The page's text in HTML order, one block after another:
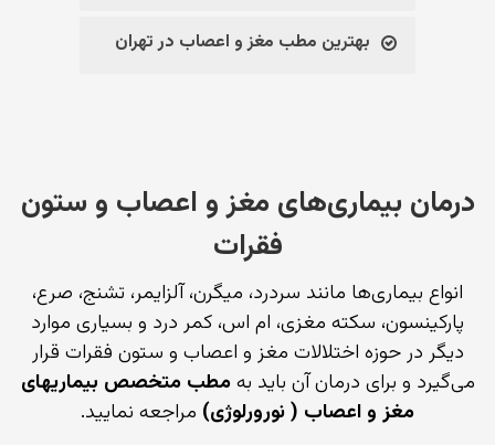
بهترین مطب مغز و اعصاب در تهران
درمان بیماری‌های مغز و اعصاب و ستون
فقرات
انواع بیماری‌ها مانند سردرد، میگرن، آلزایمر، تشنج، صرع،
پارکینسون، سکته مغزی، ام اس، کمر درد و بسیاری موارد
دیگر در حوزه اختلالات مغز و اعصاب و ستون فقرات قرار
می‌گیرد و برای درمان آن باید بهمطب متخصص بیماریهای
مغز و اعصاب ( نورورلوژی) مراجعه نمایید.